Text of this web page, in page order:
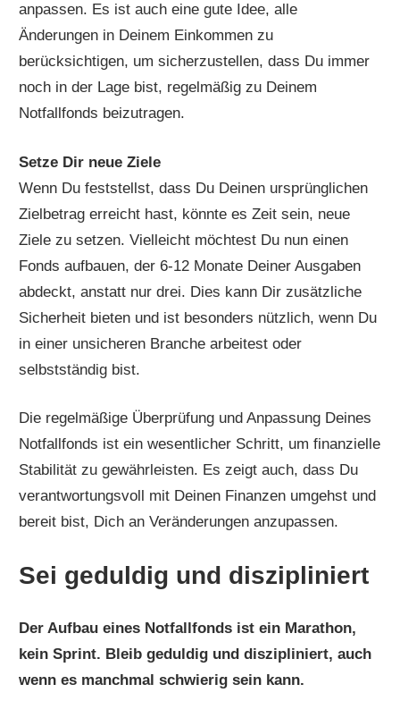
anpassen. Es ist auch eine gute Idee, alle
Änderungen in Deinem Einkommen zu
berücksichtigen, um sicherzustellen, dass Du immer
noch in der Lage bist, regelmäßig zu Deinem
Notfallfonds beizutragen.
Setze Dir neue Ziele
Wenn Du feststellst, dass Du Deinen ursprünglichen
Zielbetrag erreicht hast, könnte es Zeit sein, neue
Ziele zu setzen. Vielleicht möchtest Du nun einen
Fonds aufbauen, der 6-12 Monate Deiner Ausgaben
abdeckt, anstatt nur drei. Dies kann Dir zusätzliche
Sicherheit bieten und ist besonders nützlich, wenn Du
in einer unsicheren Branche arbeitest oder
selbstständig bist.
Die regelmäßige Überprüfung und Anpassung Deines
Notfallfonds ist ein wesentlicher Schritt, um finanzielle
Stabilität zu gewährleisten. Es zeigt auch, dass Du
verantwortungsvoll mit Deinen Finanzen umgehst und
bereit bist, Dich an Veränderungen anzupassen.
Sei geduldig und diszipliniert
Der Aufbau eines Notfallfonds ist ein Marathon,
kein Sprint. Bleib geduldig und diszipliniert, auch
wenn es manchmal schwierig sein kann.